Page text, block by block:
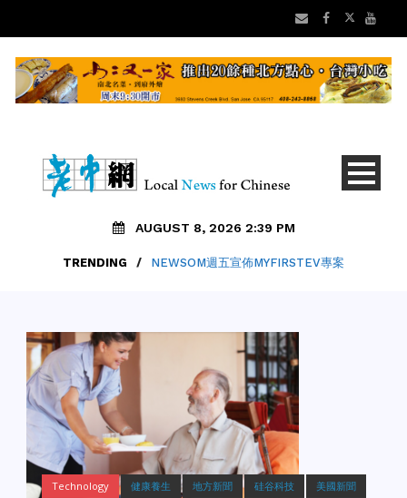
AUGUST 8, 2026 2:39 PM
TRENDING / NEWSOM週五宣佈MYFIRSTEV專案
Technology 健康養生 地方新聞 硅谷科技 美國新聞